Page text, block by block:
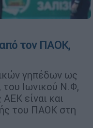
τον ΠΑΟΚ,
γηπέδων ως
Ιωνικού Ν.Φ,
είναι και
του ΠΑΟΚ στη